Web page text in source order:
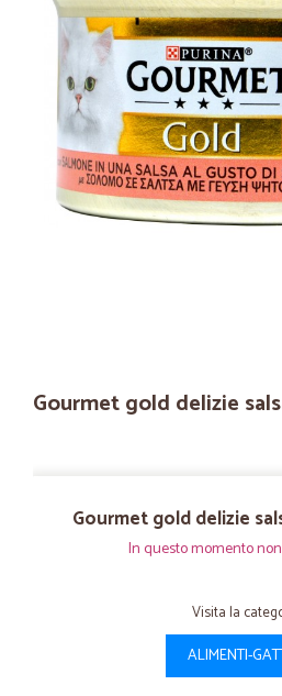
Gourmet gold delizie
Gourmet gold delizie
In questo momento
Visita la
ALIMENTI-